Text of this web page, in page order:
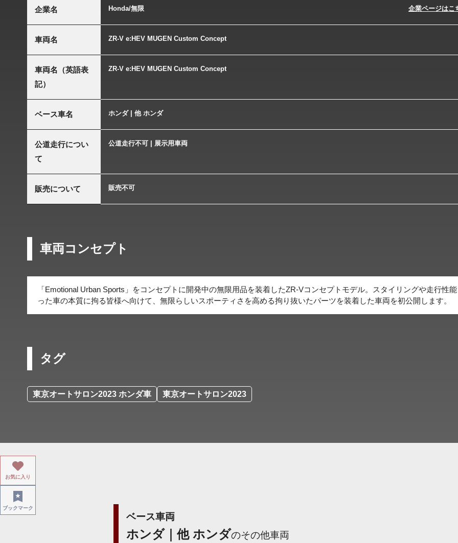
企業名 Honda/無限 企業ページはこ
車両名 ZR-V e:HEV MUGEN Custom Concept
車両名（英語表
記）
ZR-V e:HEV MUGEN Custom Concept
ベース車名 ホンダ | 他 ホンダ
公道走行につい
て
公道走行不可 | 展示用車両
販売について 販売不可
車両コンセプト
「Emotional Urban Sports」をコンセプトに開発中の無限用品を装着したZR-Vコンセプトモデル。スタイリングや走行性
った車の本質に拘る皆様へ向けて、無限らしいスポーティさを高める拘り抜いたパーツを装着した車両を初公開します。
タグ
東京オートサロン2023 ホンダ車 東京オートサロン2023
ベース車両
ホンダ｜他 ホンダのその他車両
お気に入り
ブックマーク